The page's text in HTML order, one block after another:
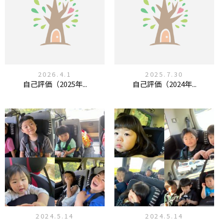
2026.4.1
自己評価（2025年...
2025.7.30
自己評価（2024年...
2024.5.14 2024.5.14